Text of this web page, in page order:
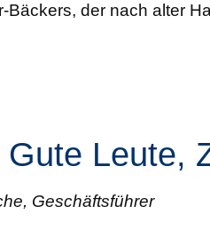
der nach alter
Leute,
Geschäftsführer